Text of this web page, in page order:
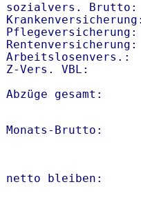
sozialvers.
Z-Vers. VBL:
Abzüge gesamt:
Monats-
netto